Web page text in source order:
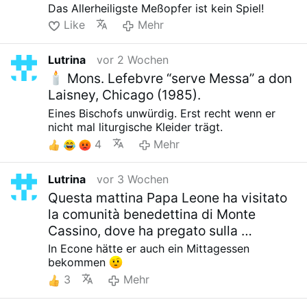
Das Allerheiligste Meßopfer ist kein Spiel!
Like
Mehr
Lutrina vor 2 Wochen
Mons. Lefebvre “serve Messa” a don
Laisney, Chicago (1985).
Eines Bischofs unwürdig. Erst recht wenn er
nicht mal liturgische Kleider trägt.
4
Mehr
Lutrina vor 3 Wochen
Questa mattina Papa Leone ha visitato
la comunità benedettina di Monte
Cassino, dove ha pregato sulla …
In Econe hätte er auch ein Mittagessen
bekommen
3
Mehr